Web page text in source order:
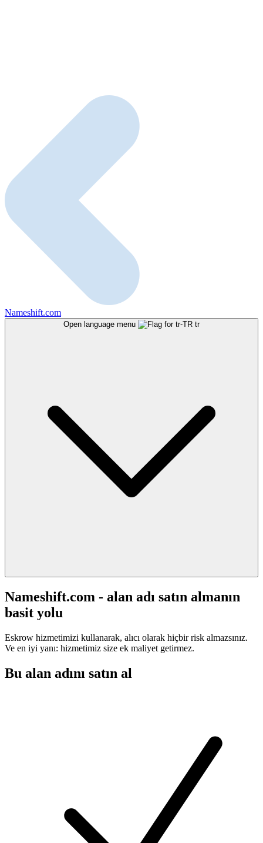
Nameshift.com
Open language menu tr
Nameshift.com - alan adı satın almanın
basit yolu
Eskrow hizmetimizi kullanarak, alıcı olarak hiçbir risk almazsınız.
Ve en iyi yanı: hizmetimiz size ek maliyet getirmez.
Bu alan adını satın al